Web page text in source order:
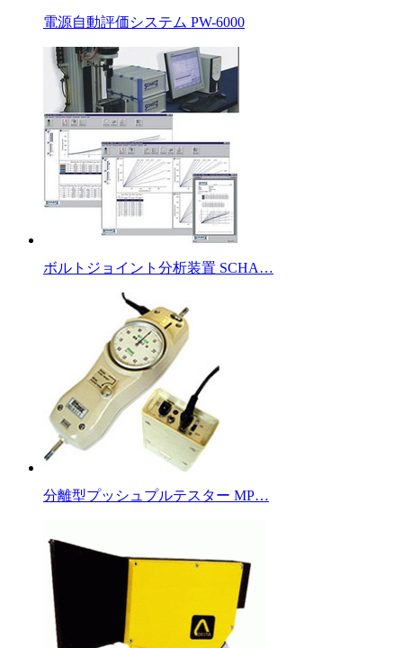
電源自動評価システム PW-6000
ボルトジョイント分析装置 SCHA…
分離型プッシュプルテスター MP…